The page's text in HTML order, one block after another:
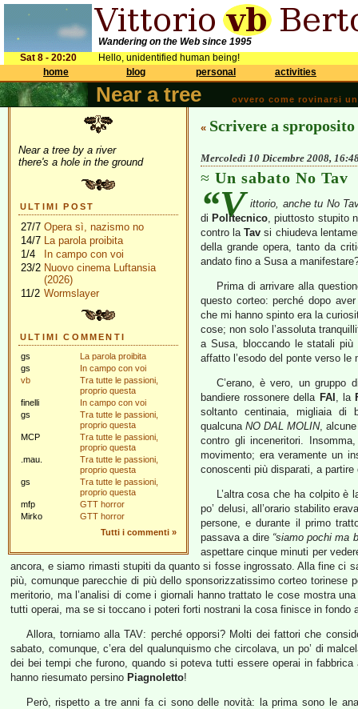
Wandering on the Web since 1995
Sat 8 - 20:20
Hello, unidentified human being!
home
blog personal activities
Near a tree ovvero come rovinarsi
Near a tree by a river
there's a hole in the ground
ULTIMI POST
27/7 Opera sì, nazismo no
14/7 La parola proibita
1/4
In campo con voi
23/2 Nuovo cinema Luftansia
(2026)
11/2 Wormslayer
ULTIMI COMMENTI
gs
La parola proibita
gs
In campo con voi
vb
Tra tutte le passioni,
proprio questa
finelli
In campo con voi
gs
Tra tutte le passioni,
proprio questa
MCP
Tra tutte le passioni,
proprio questa
.mau.
Tra tutte le passioni,
proprio questa
gs
Tra tutte le passioni,
proprio questa
mfp
GTT horror
Mirko
GTT horror
Tutti i commenti »
« Scrivere a sproposito
Mercoledì 10 Dicembre 2008,
Un sabato No Tav
“V ittorio, anche tu No
di Politecnico, piuttosto stupito
contro laTav si chiudeva
della grande opera, tanto da
andato fino a Susa a
Prima di arrivare alla
questo corteo: perché dopo
che mi hanno spinto era la
cose; non solo l’assoluta
a Susa, bloccando le statali
affatto l’esodo del ponte verso
C’erano, è vero, un gruppo
bandiere rossonere della FAI , la
soltanto centinaia, migliaia di
qualcunaNO DAL MOLIN,
contro gli inceneritori.
movimento; era veramente un
conoscenti più disparati, a
L’altra cosa che ha colpito è
po’ delusi, all’orario stabilito
persone, e durante il primo
passava a dire “siamo pochi ma
aspettare cinque minuti per
ancora, e siamo rimasti stupiti da quanto si fosse ingrossato. Alla fine ci
più, comunque parecchie di più dello sponsorizzatissimo corteo torinese
meritorio, ma l’analisi di come i giornali hanno trattato le cose mostra
tutti operai, ma se si toccano i poteri forti nostrani la cosa finisce in fondo
Allora, torniamo alla TAV: perché opporsi? Molti dei fattori che
sabato, comunque, c’era del qualunquismo che circolava, un po’ di
dei bei tempi che furono, quando si poteva tutti essere operai in
hanno riesumato persino Piagnoletto!
Però, rispetto a tre anni fa ci sono delle novità: la prima sono le